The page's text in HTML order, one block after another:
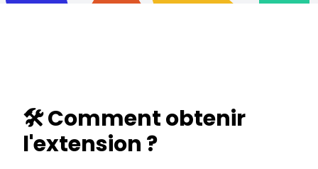
🛠️ Comment obtenir
l'extension ?